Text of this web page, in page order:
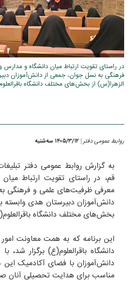
در راستای تقویت ارتباط میان دانشگاه و
فرهنگی به نسل جوان، جمعی از دانش‌آموزان
الزهرا(س) از بخش‌های مختلف دانشگاه
روابط عمومی دفتر ۱۴۰۵/۳/۱۲ سه‌شنبه
به گزارش روابط عمومی دفتر
قم، در راستای تقویت ارتباط
معرفی ظرفیت‌های علمی و فرهنگی
دانش‌آموزان دبیرستان هدی وابسته
بخش‌های مختلف دانشگاه
این برنامه که به همت معاونت
دانشگاه باقرالعلوم(ع) برگزار شد،
دانش‌آموزان با فضای آکادمیک این
مناسب برای هدایت تحصیلی آنان